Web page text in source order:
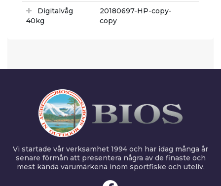
Digitalvåg
40kg
20180697-HP-copy-
copy
Vi startade vår verksamhet 1994 och har idag många år
senare förmån att presentera några av de finaste och
mest kända varumärkena inom sportfiske och uteliv.